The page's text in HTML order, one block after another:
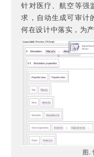
针对医疗、航空等强
求，自动生成可审计
何在设计中落实，为
图.